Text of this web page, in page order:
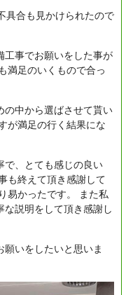
具合も見かけられたので
工事でお願いをした事が
満足のいくもので合っ
の中から選ばさせて貰い
が満足の行く結果にな
で、とても感じの良い
も終えて頂き感謝して
易かったです。
また私
説明をして頂き感謝し
いをしたいと思いま